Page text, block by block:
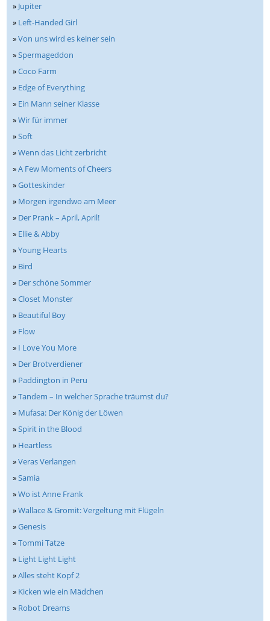
» Jupiter
» Left-Handed Girl
»Von uns wird es keiner sein
»Spermageddon
»Coco Farm
» Edge of Everything
» Ein Mann seiner Klasse
»Wir für immer
»Soft
»Wenn das Licht zerbricht
»A Few Moments of Cheers
»Gotteskinder
» Morgen irgendwo am Meer
» Der Prank – April, April!
» Ellie & Abby
»Young Hearts
» Bird
» Der schöne Sommer
»Closet Monster
» Beautiful Boy
» Flow
» I Love You More
» Der Brotverdiener
» Paddington in Peru
»Tandem – In welcher Sprache träumst du?
» Mufasa: Der König der Löwen
»Spirit in the Blood
» Heartless
»Veras Verlangen
»Samia
»Wo ist Anne Frank
»Wallace & Gromit: Vergeltung mit Flügeln
»Genesis
»Tommi Tatze
» Light Light Light
»Alles steht Kopf 2
» Kicken wie ein Mädchen
» Robot Dreams